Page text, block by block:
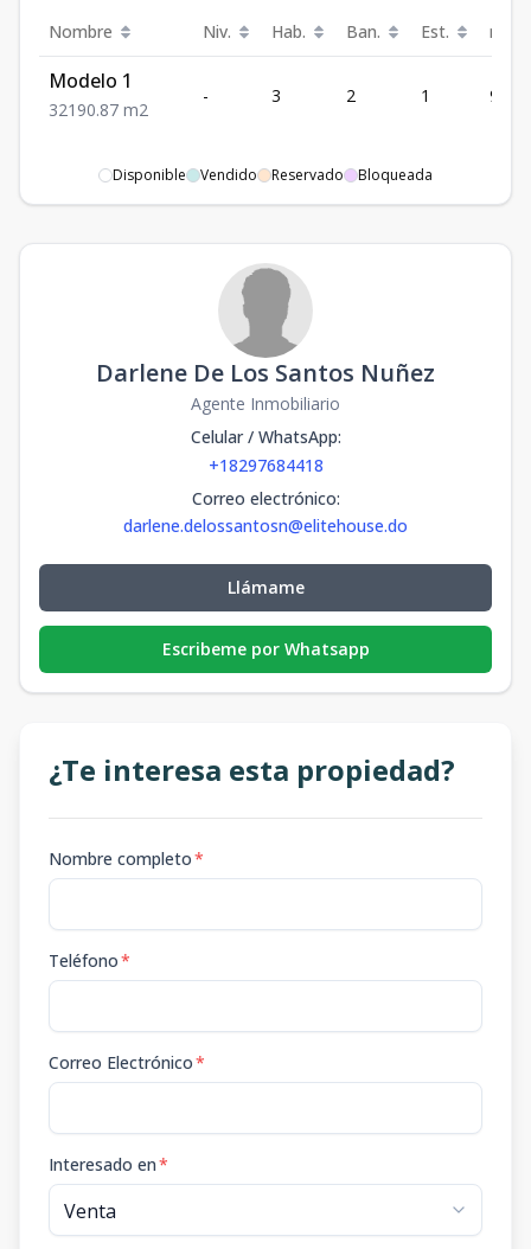
Nombre Niv. Hab. Ban. Est. m²
Modelo 1
321 90.87 m2
- 3 2 1 90.87
Disponible Vendido Reservado Bloqueada
Darlene De Los Santos Nuñez
Agente Inmobiliario
Celular / WhatsApp:
+18297684418
Correo electrónico:
darlene.delossantosn@elitehouse.do
Llámame
Escribeme por Whatsapp
¿Te interesa esta propiedad?
Nombre completo*
Teléfono*
Correo Electrónico*
Interesado en*